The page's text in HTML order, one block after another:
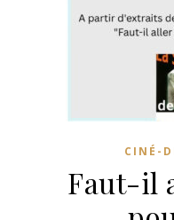
CINÉ-
Faut-il